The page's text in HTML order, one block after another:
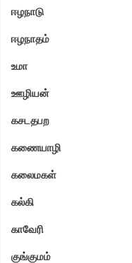
ஈழநாடு
ஈழநாதம்
உமா
ஊழியன்
கசடதபற
கணையாழி
கலைமகள்
கல்கி
காவேரி
குங்குமம்